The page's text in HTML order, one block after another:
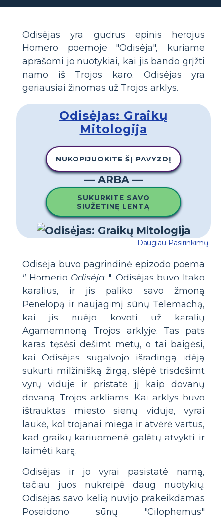
Odisėjas yra gudrus epinis herojus
Homero poemoje "Odisėja", kuriame
aprašomi jo nuotykiai, kai jis bando grįžti
namo iš Trojos karo. Odisėjas yra
geriausiai žinomas už Trojos arklys.
Odisėjas: Graikų
Mitologija
NUKOPIJUOKITE ŠĮ PAVYZDĮ
— ARBA —
SUKURKITE SAVO
SIUŽETINĘ LENTĄ
Daugiau Pasirinkimų
Odisėja buvo pagrindinė epizodo poema
" Homerio Odisėja ". Odisėjas buvo Itako
karalius, ir jis paliko savo žmoną
Penelopą ir naujagimį sūnų Telemachą,
kai jis nuėjo kovoti už karalių
Agamemnoną Trojos arklyje. Tas pats
karas tęsėsi dešimt metų, o tai baigėsi,
kai Odisėjas sugalvojo išradingą idėją
sukurti milžinišką žirgą, slėpė trisdešimt
vyrų viduje ir pristatė jį kaip dovanų
dovaną Trojos arkliams. Kai arklys buvo
ištrauktas miesto sienų viduje, vyrai
laukė, kol trojanai miega ir atvėrė vartus,
kad graikų kariuomenė galėtų atvykti ir
laimėti karą.
Odisėjas ir jo vyrai pasistatė namą,
tačiau juos nukreipė daug nuotykių.
Odisėjas savo kelią nuvijo prakeikdamas
Poseidono sūnų "Cilophemus"